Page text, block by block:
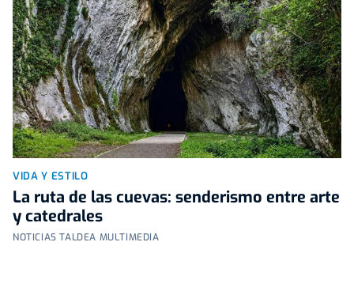
VIDA Y ESTILO
La ruta de las cuevas: senderismo entre arte
y catedrales
NOTICIAS TALDEA MULTIMEDIA